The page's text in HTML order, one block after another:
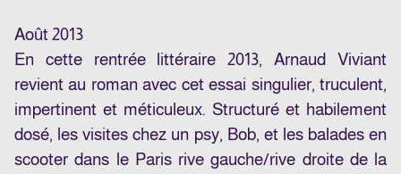
Août 2013
En cette rentrée littéraire 2013, Arnaud Viviant
revient au roman avec cet essai singulier, truculent,
impertinent et méticuleux. Structuré et habilement
dosé, les visites chez un psy, Bob, et les balades en
scooter dans le Paris rive gauche/rive droite de la